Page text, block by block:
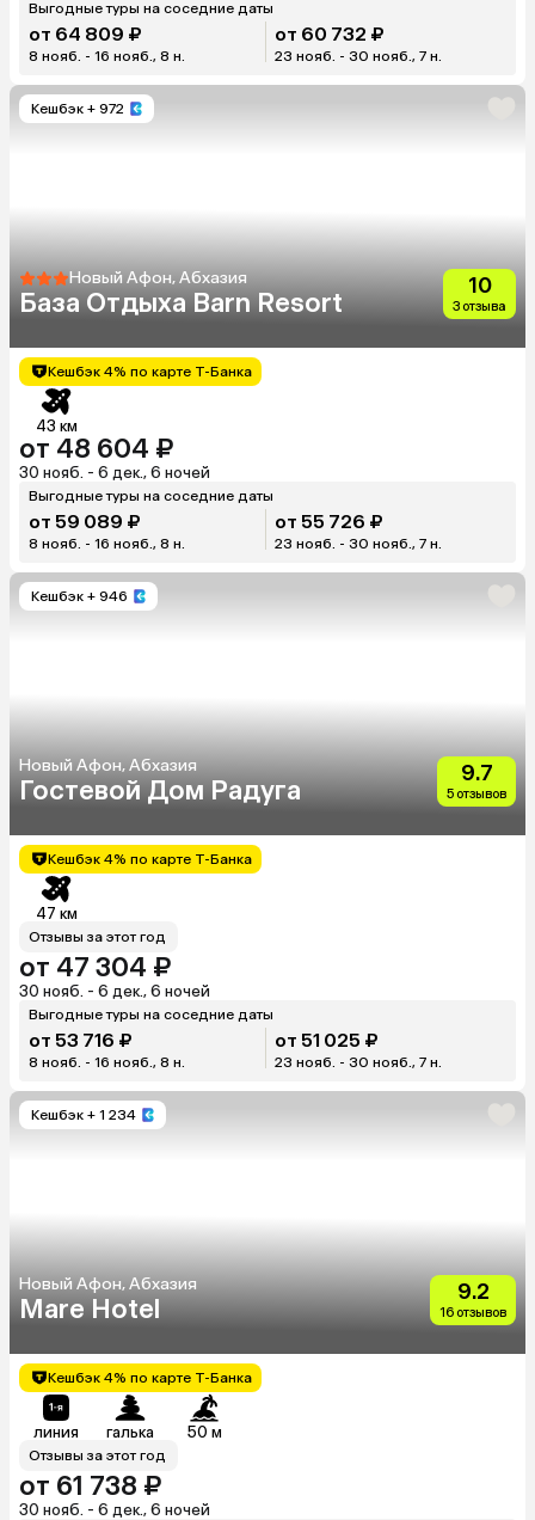
Выгодные туры на соседние даты
от 64 809 ₽
8 нояб. - 16 нояб., 8 н.
от 60 732 ₽
23 нояб. - 30 нояб., 7 н.
Кешбэк + 972
Новый Афон, Абхазия
База Отдыха Barn Resort
10
3 отзыва
Кешбэк 4% по карте Т-Банка
43 км
от 48 604 ₽
30 нояб. - 6 дек., 6 ночей
Выгодные туры на соседние даты
от 59 089 ₽
8 нояб. - 16 нояб., 8 н.
от 55 726 ₽
23 нояб. - 30 нояб., 7 н.
Кешбэк + 946
Новый Афон, Абхазия
Гостевой Дом Радуга
9.7
5 отзывов
Кешбэк 4% по карте Т-Банка
47 км
Отзывы за этот год
от 47 304 ₽
30 нояб. - 6 дек., 6 ночей
Выгодные туры на соседние даты
от 53 716 ₽
8 нояб. - 16 нояб., 8 н.
от 51 025 ₽
23 нояб. - 30 нояб., 7 н.
Кешбэк + 1 234
Новый Афон, Абхазия
Mare Hotel
9.2
16 отзывов
Кешбэк 4% по карте Т-Банка
линия галька 50 м
Отзывы за этот год
от 61 738 ₽
30 нояб. - 6 дек., 6 ночей